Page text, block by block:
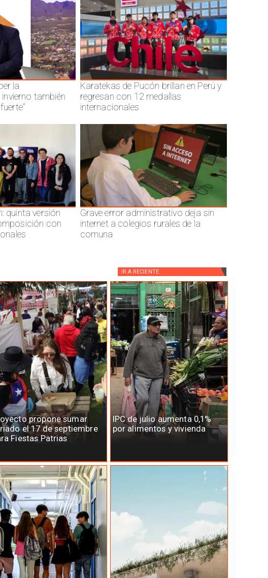
la
también
Karatekas de Pucón brillan en Perú y
regresan con 12 medallas
internacionales
quinta versión
con
Grave error administrativo deja sin
internet a colegios rurales de la
comuna
propone sumar
el 17 de septiembre
Fiestas Patrias
IPC de julio aumenta 0,1%
por alimentos y vivienda
IR A RECIENTE